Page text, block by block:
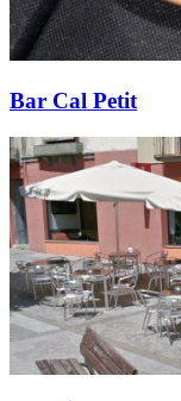
Bar Cal Petit